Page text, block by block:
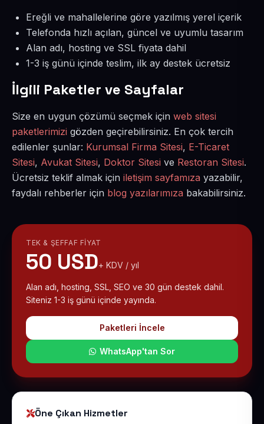
Ereğli ve mahallelerine göre yazılmış yerel içerik
Telefonda hızlı açılan, güncel ve uyumlu tasarım
Alan adı, hosting ve SSL fiyata dahil
1-3 iş günü içinde teslim, ilk ay destek ücretsiz
İlgili Paketler ve Sayfalar
Size en uygun çözümü seçmek için web sitesi
paketlerimizi gözden geçirebilirsiniz. En çok tercih
edilenler şunlar: Kurumsal Firma Sitesi, E-Ticaret
Sitesi, Avukat Sitesi, Doktor Sitesi ve Restoran Sitesi.
Ücretsiz teklif almak için iletişim sayfamıza yazabilir,
faydalı rehberler için blog yazılarımıza bakabilirsiniz.
TEK & ŞEFFAF FIYAT
50 USD+ KDV / yıl
Alan adı, hosting, SSL, SEO ve 30 gün destek dahil.
Siteniz 1-3 iş günü içinde yayında.
Paketleri İncele
WhatsApp'tan Sor
Öne Çıkan Hizmetler